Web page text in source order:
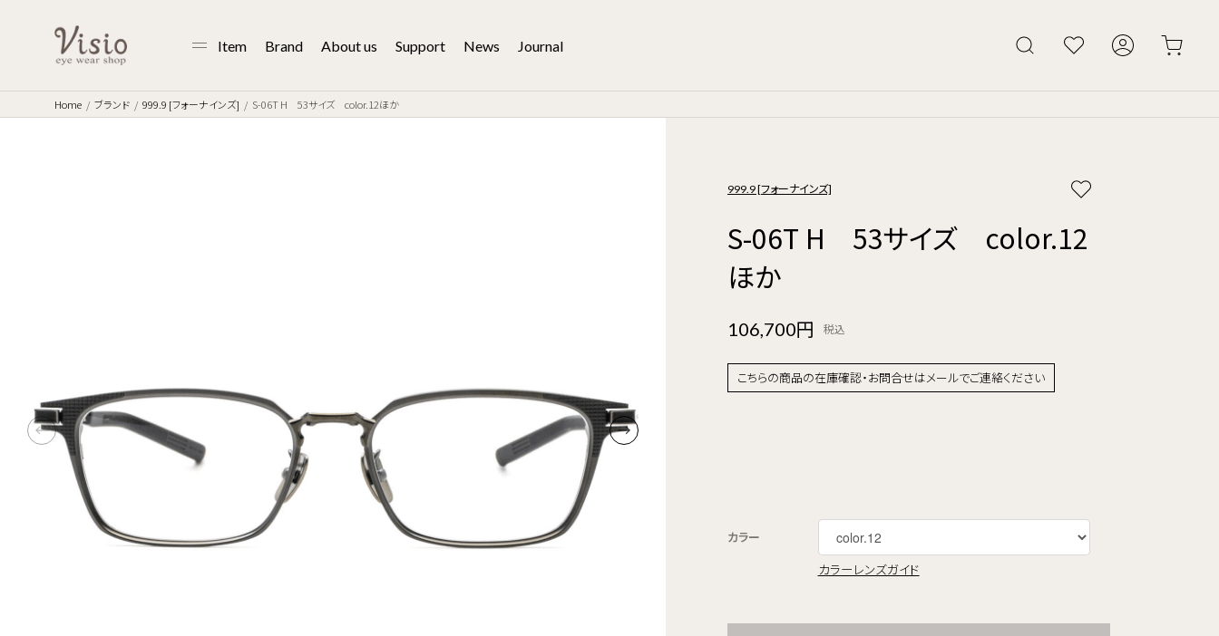
Item Brand About us Support News Journal
Home ブランド 999.9 [フォーナインズ] S-06T H 53サイズ color.12ほか
999.9 [フォーナインズ]
S-06T H 53サイズ color.12
ほか
106,700円 税込
こちらの商品の在庫確認・お問合せはメールでご連絡ください
カラー
カラーレンズガイド